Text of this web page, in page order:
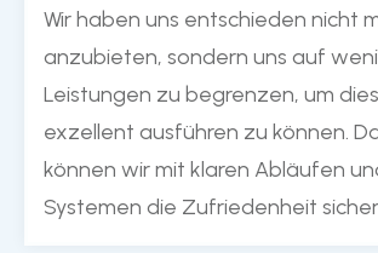
Wir haben uns entschieden nicht
anzubieten, sondern uns auf
Leistungen zu begrenzen, um
exzellent ausführen zu können.
können wir mit klaren Abläufen
Systemen die Zufriedenheit